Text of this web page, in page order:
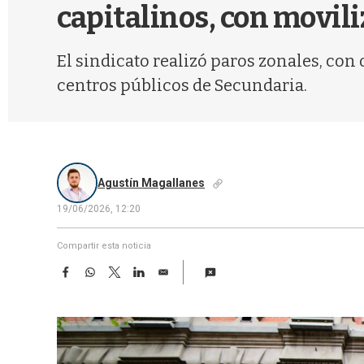
capitalinos, con
El sindicato realizó paros zonales,
centros públicos de Secundaria.
Agustín Magallanes
19/06/2026, 12:20
Compartir esta noticia
F
e
b
o
W
t
s
A
T
w
t
t
e
L
k
e
d
E
i
l